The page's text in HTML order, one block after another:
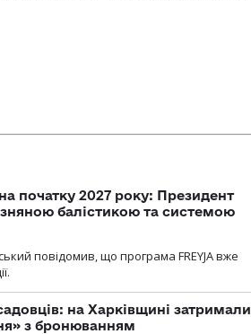
початку 2027 року: Президент
балістикою та системою
повідомив, що програма FREYJA вже
на Харківщині затримали
з бронюванням